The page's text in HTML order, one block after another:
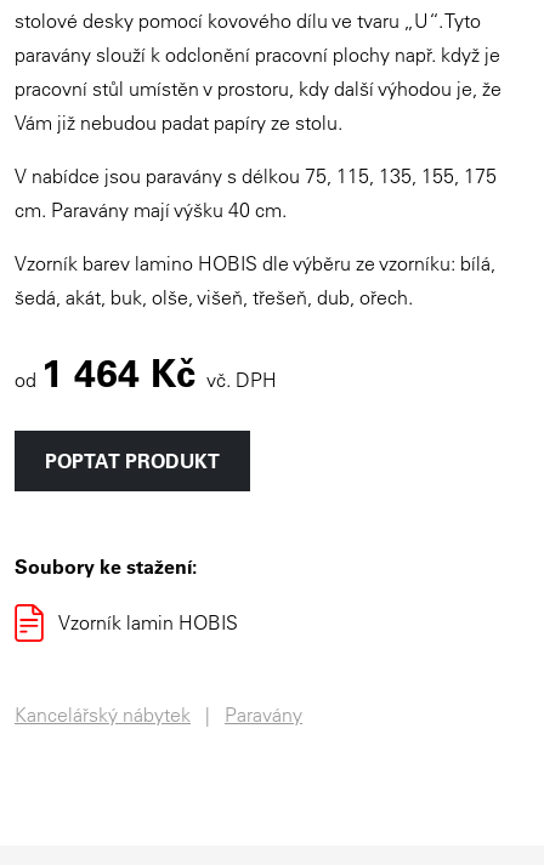
stolové desky pomocí kovového dílu ve tvaru „U“. Tyto
paravány slouží k odclonění pracovní plochy např. když je
pracovní stůl umístěn v prostoru, kdy další výhodou je, že
Vám již nebudou padat papíry ze stolu.
V nabídce jsou paravány s délkou 75, 115, 135, 155, 175
cm. Paravány mají výšku 40 cm.
Vzorník barev lamino HOBIS dle výběru ze vzorníku: bílá,
šedá, akát, buk, olše, višeň, třešeň, dub, ořech.
od 1 464 Kč vč. DPH
POPTAT PRODUKT
Soubory ke stažení:
Vzorník lamin HOBIS
Kancelářský nábytek Paravány